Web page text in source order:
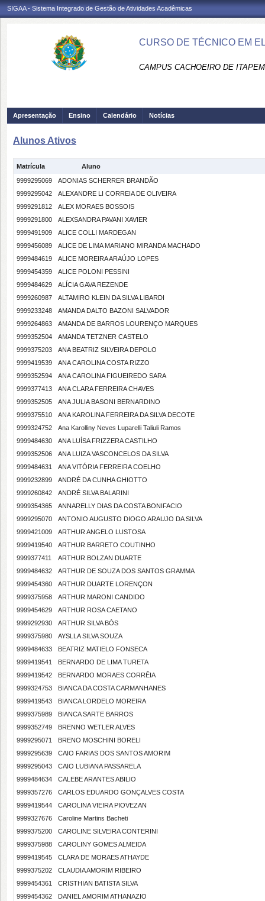
SIGAA - Sistema Integrado de Gestão de Atividades Acadêmicas
CURSO DE TÉCNICO EM
CAMPUS CACHOEIRO DE
Apresentação Ensino Calendário Notícias
Alunos Ativos
Matrícula
Aluno
9999295069
ADONIAS SCHERRER BRANDÃO
9999295042
ALEXANDRE LI CORREIA DE OLIVEIRA
9999291812
ALEX MORAES BOSSOIS
9999291800
ALEXSANDRA PAVANI XAVIER
9999491909
ALICE COLLI MARDEGAN
9999456089
ALICE DE LIMA MARIANO MIRANDA MACHADO
9999484619
ALICE MOREIRA ARAÚJO LOPES
9999454359
ALICE POLONI PESSINI
9999484629
ALÍCIA GAVA REZENDE
9999260987
ALTAMIRO KLEIN DA SILVA LIBARDI
9999233248
AMANDA DALTO BAZONI SALVADOR
9999264863
AMANDA DE BARROS LOURENÇO MARQUES
9999352504
AMANDA TETZNER CASTELO
9999375203
ANA BEATRIZ SILVEIRA DEPOLO
9999419539
ANA CAROLINA COSTA RIZZO
9999352594
ANA CAROLINA FIGUEIREDO SARA
9999377413
ANA CLARA FERREIRA CHAVES
9999352505
ANA JULIA BASONI BERNARDINO
9999375510
ANA KAROLINA FERREIRA DA SILVA DECOTE
9999324752
Ana Karolliny Neves Luparelli Taliuli Ramos
9999484630
ANA LUÍSA FRIZZERA CASTILHO
9999352506
ANA LUIZA VASCONCELOS DA SILVA
9999484631
ANA VITÓRIA FERREIRA COELHO
9999232899
ANDRÉ DA CUNHA GHIOTTO
9999260842
ANDRÉ SILVA BALARINI
9999354365
ANNARELLY DIAS DA COSTA BONIFACIO
9999295070
ANTONIO AUGUSTO DIOGO ARAUJO DA SILVA
9999421009
ARTHUR ANGELO LUSTOSA
9999419540
ARTHUR BARRETO COUTINHO
9999377411
ARTHUR BOLZAN DUARTE
9999484632
ARTHUR DE SOUZA DOS SANTOS GRAMMA
9999454360
ARTHUR DUARTE LORENÇON
9999375958
ARTHUR MARONI CANDIDO
9999454629
ARTHUR ROSA CAETANO
9999292930
ARTHUR SILVA BÓS
9999375980
AYSLLA SILVA SOUZA
9999484633
BEATRIZ MATIELO FONSECA
9999419541
BERNARDO DE LIMA TURETA
9999419542
BERNARDO MORAES CORRÊIA
9999324753
BIANCA DA COSTA CARMANHANES
9999419543
BIANCA LORDELO MOREIRA
9999375989
BIANCA SARTE BARROS
9999352749
BRENNO WETLER ALVES
9999295071
BRENO MOSCHINI BORELI
9999295639
CAIO FARIAS DOS SANTOS AMORIM
9999295043
CAIO LUBIANA PASSARELA
9999484634
CALEBE ARANTES ABILIO
9999357276
CARLOS EDUARDO GONÇALVES COSTA
9999419544
CAROLINA VIEIRA PIOVEZAN
9999327676
Caroline Martins Bacheti
9999375200
CAROLINE SILVEIRA CONTERINI
9999375988
CAROLINY GOMES ALMEIDA
9999419545
CLARA DE MORAES ATHAYDE
9999375202
CLAUDIA AMORIM RIBEIRO
9999454361
CRISTHIAN BATISTA SILVA
9999454362
DANIEL AMORIM ATHANAZIO